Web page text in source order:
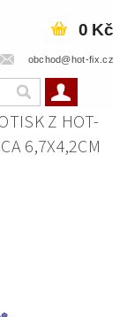
obchod@hot-fix.cz
0 Kč
Z HOT-
6,7X4,2CM